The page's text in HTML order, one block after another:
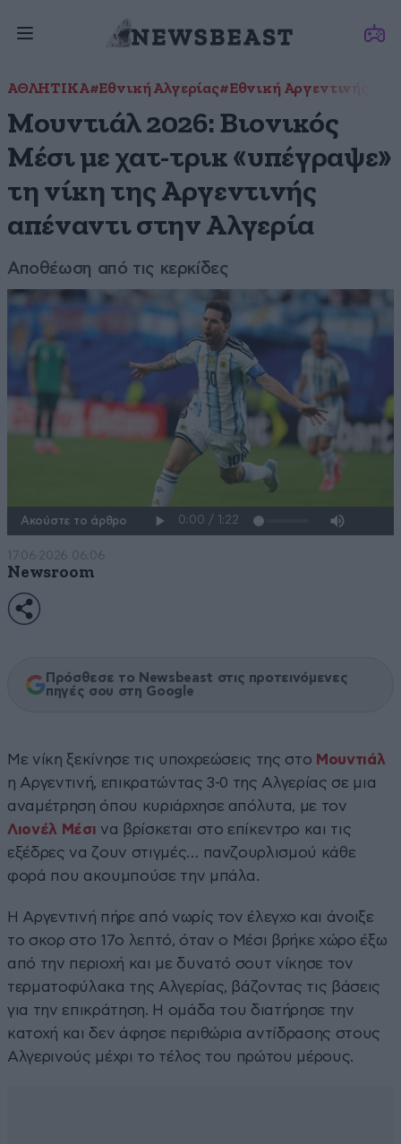
ΑΘΛΗΤΙΚΑ#Εθνική Αλγερίας#Εθνική Αργεντινής
Μουντιάλ 2026: Βιονικός
Μέσι με χατ-τρικ «υπέγραψε»
τη νίκη της Αργεντινής
απέναντι στην Αλγερία
Αποθέωση από τις κερκίδες
Ακούστε το άρθρο
17·06·2026 06:06
Newsroom
Πρόσθεσε το Newsbeast στις προτεινόμενες
πηγές σου στη Google
Με νίκη ξεκίνησε τις υποχρεώσεις της στο Μουντιάλ
η Αργεντινή, επικρατώντας 3-0 της Αλγερίας σε μια
αναμέτρηση όπου κυριάρχησε απόλυτα, με τον
Λιονέλ Μέσι να βρίσκεται στο επίκεντρο και τις
εξέδρες να ζουν στιγμές… πανζουρλισμού κάθε
φορά που ακουμπούσε την μπάλα.
Η Αργεντινή πήρε από νωρίς τον έλεγχο και άνοιξε
το σκορ στο 17ο λεπτό, όταν ο Μέσι βρήκε χώρο έξω
από την περιοχή και με δυνατό σουτ νίκησε τον
τερματοφύλακα της Αλγερίας, βάζοντας τις βάσεις
για την επικράτηση. Η ομάδα του διατήρησε την
κατοχή και δεν άφησε περιθώρια αντίδρασης στους
Αλγερινούς μέχρι το τέλος του πρώτου μέρους.